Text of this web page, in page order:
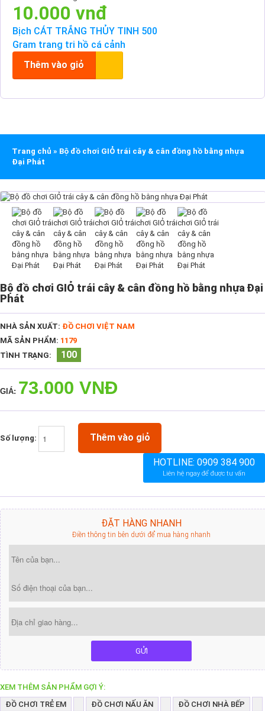
10.000 vnđ
Bịch CÁT TRẮNG THỦY TINH 500
Gram trang tri hồ cá cảnh
Thêm vào giỏ
Trang chủ » Bộ đồ chơi GIỎ trái cây & cân đồng hồ bằng nhựa
Đại Phát
Bộ đồ chơi GIỎ trái cây & cân đồng hồ bằng nhựa Đại
Phát
NHÀ SẢN XUẤT: ĐỒ CHƠI VIỆT NAM
MÃ SẢN PHẨM: 1179
TÌNH TRẠNG:
100
GIÁ: 73.000 VNĐ
Số lượng: Thêm vào giỏ
HOTLINE: 0909 384 900
Liên hệ ngay để được tư vấn
ĐẶT HÀNG NHANH
Điền thông tin bên dưới để mua hàng nhanh
GỬI
XEM THÊM SẢN PHẨM GỢI Ý:
ĐỒ CHƠI TRẺ EM
ĐỒ CHƠI NẤU ĂN
ĐỒ CHƠI NHÀ BẾP